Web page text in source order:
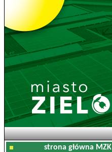
strona główna MZK